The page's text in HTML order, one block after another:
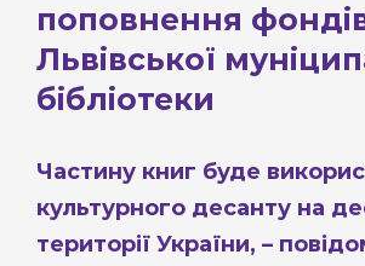
поповнення
Львівської
бібліотеки
Частину книг буде
культурного десанту на
території України, –